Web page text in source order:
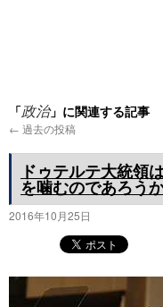
「政治」に関連する記事
← 過去の投稿
ドゥテルテ大統領
を噛むのであろう
2016年10月25日